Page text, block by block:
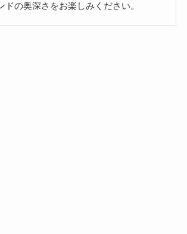
ドの奥深さをお楽しみください。